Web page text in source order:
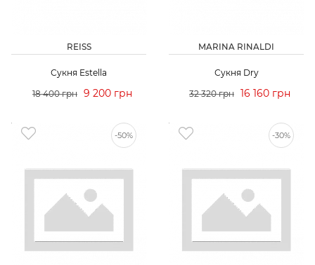
REISS
Сукня Estella
18 400 грн 9 200 грн
MARINA RINALDI
Сукня Dry
32 320 грн 16 160 грн
-50% -30%